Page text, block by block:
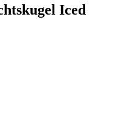
Iced